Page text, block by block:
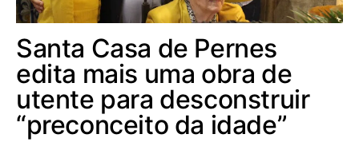
Santa Casa de Pernes
edita mais uma obra de
utente para desconstruir
“preconceito da idade”